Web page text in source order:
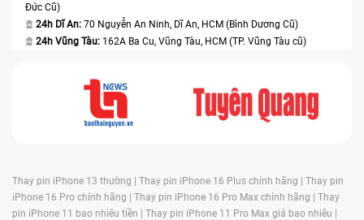
Đức Cũ)
24h Dĩ An: 70 Nguyễn An Ninh, Dĩ An, HCM (Bình Dương Cũ)
24h Vũng Tàu: 162A Ba Cu, Vũng Tàu, HCM (TP. Vũng Tàu cũ)
Thay pin iPhone 13 thường | Thay pin iPhone 16 Plus chính hãng | Thay pin
iPhone 16 Pro chính hãng | Thay pin iPhone 16 Pro Max chính hãng | Thay
pin iPhone 11 bao nhiêu tiền | Thay pin iPhone 11 Pro Max giá bao nhiêu |